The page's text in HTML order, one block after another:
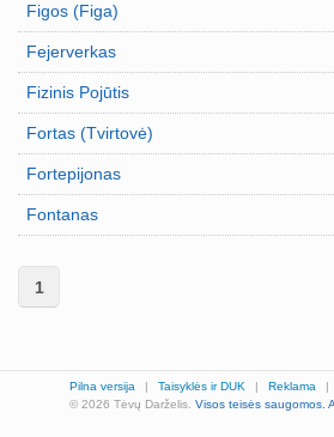
Figos (Figa)
Fejerverkas
Fizinis Pojūtis
Fortas (Tvirtovė)
Fortepijonas
Fontanas
1
Pilna versija | Taisyklės ir DUK | Reklama |
© 2026 Tėvų Darželis. Visos teisės saugomos.